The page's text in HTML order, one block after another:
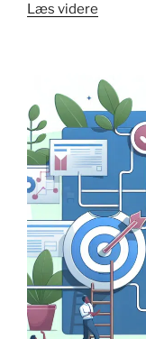
Læs videre
enkel